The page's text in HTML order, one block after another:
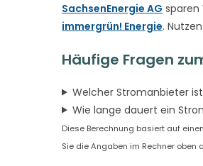
SachsenEnergie AG sparen
immergrün! Energie.
Häufige Fragen
Welcher Stromanbieter
Wie lange dauert ein
Diese Berechnung basiert auf
Sie die Angaben im Rechner oben